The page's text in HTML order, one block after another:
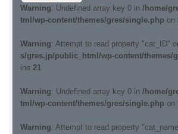
Warning: Undefined array key 0 in /home/
tml/wp-content/themes/gres/single.phpon
Warning: Attempt to read property "cat_ID"
s/gres.jp/public_html/wp-content/themes/
ine 21
Warning: Undefined array key 0 in /home/
tml/wp-content/themes/gres/single.phpon
Warning: Attempt to read property